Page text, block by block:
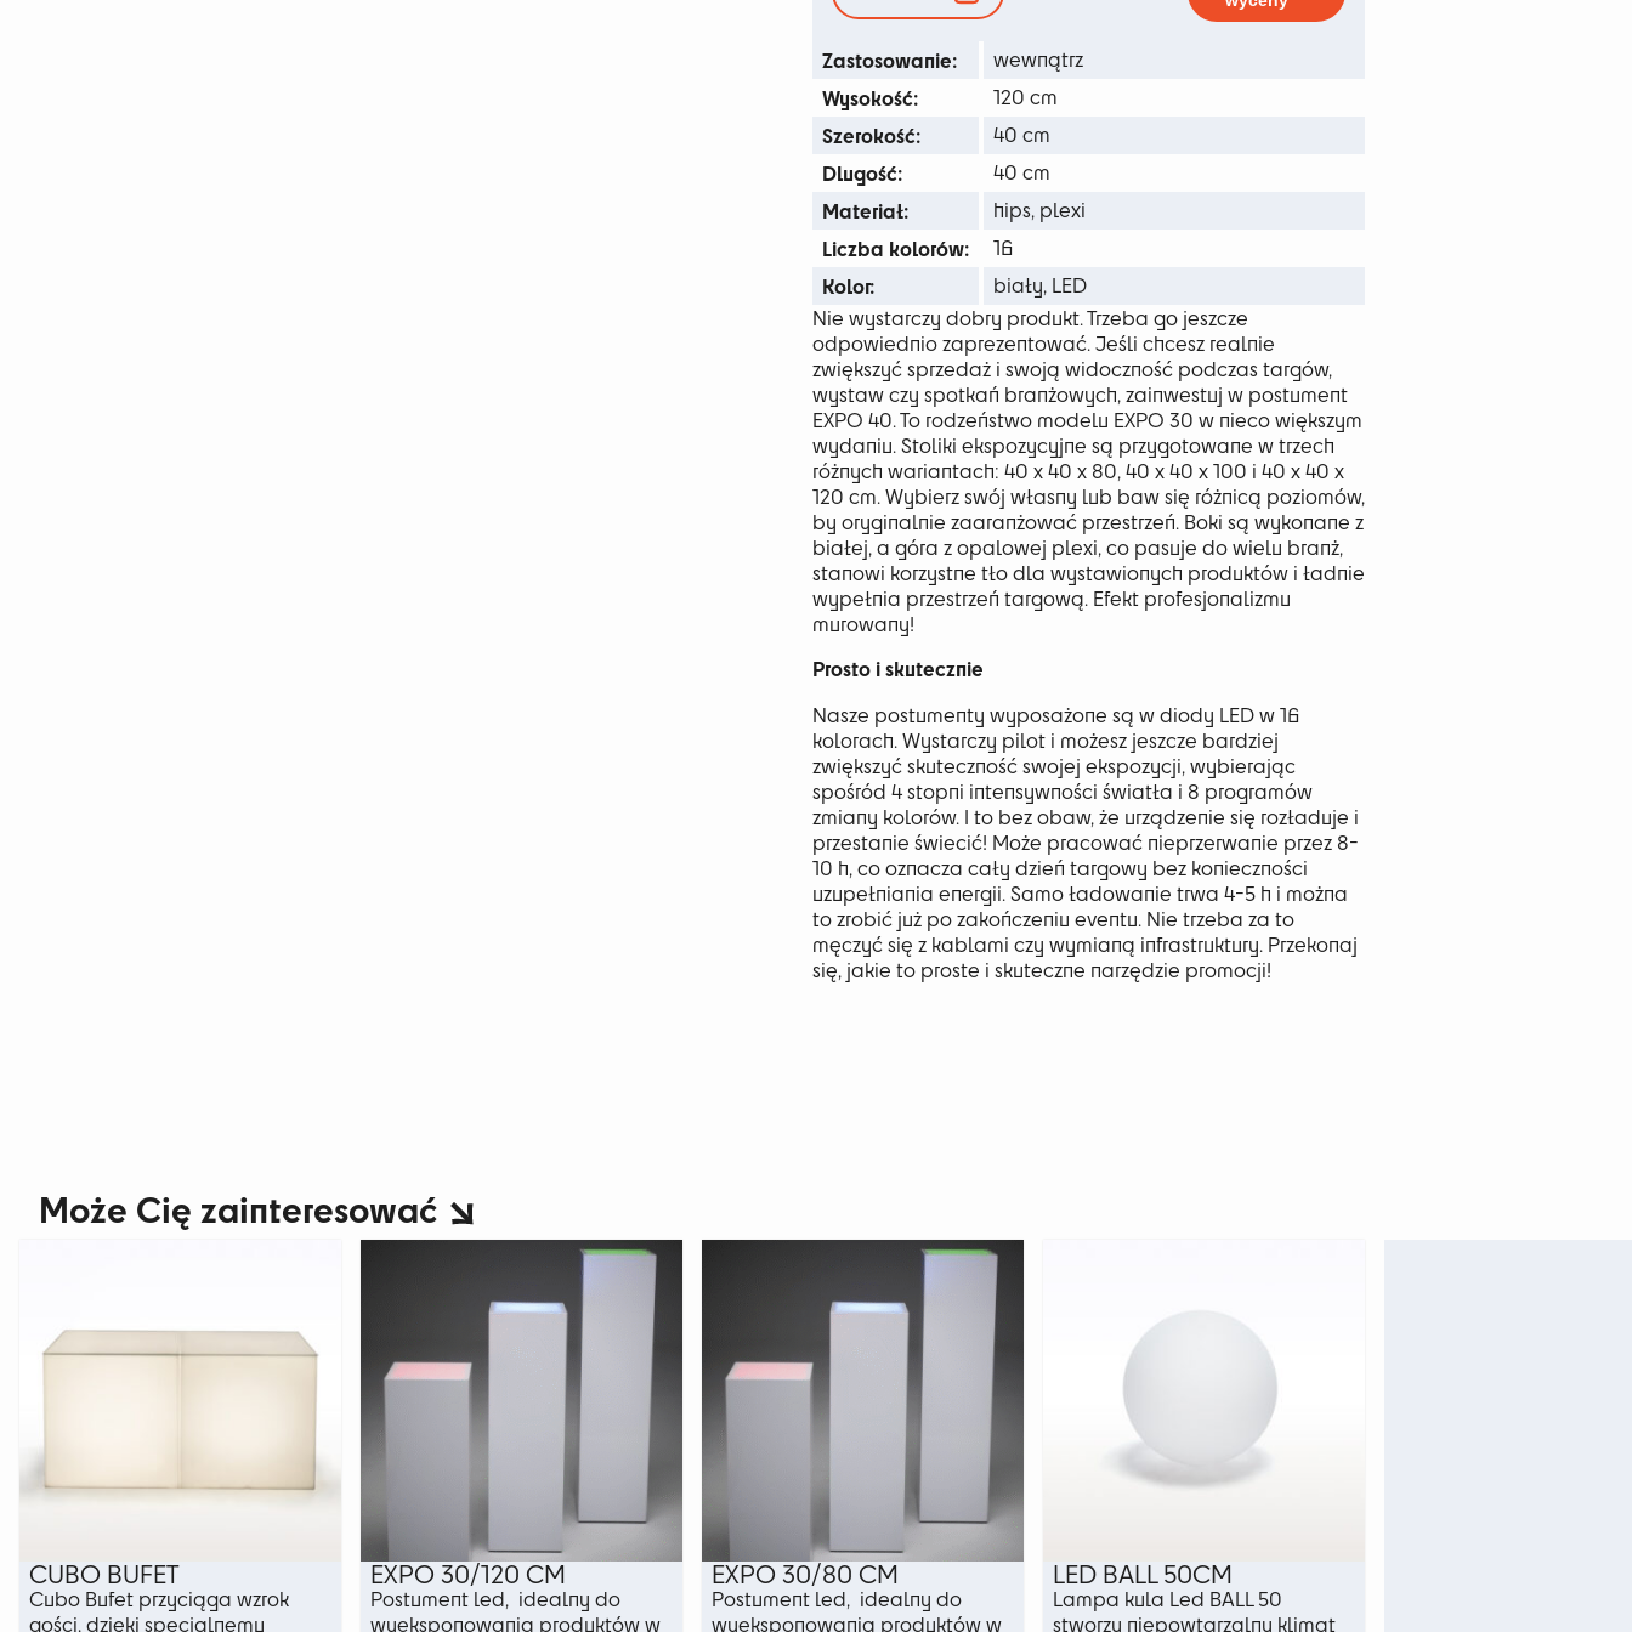
Zastosowanie: wewnątrz
Wysokość: 120 cm
Szerokość: 40 cm
Dlugość: 40 cm
Materiał: hips, plexi
Liczba kolorów: 16
Kolor:
biały, LED
Nie wystarczy dobry produkt. Trzeba go jeszcze
odpowiednio zaprezentować. Jeśli chcesz realnie
zwiększyć sprzedaż i swoją widoczność podczas targów,
wystaw czy spotkań branżowych, zainwestuj w postument
EXPO 40. To rodzeństwo modelu EXPO 30 w nieco większym
wydaniu. Stoliki ekspozycyjne są przygotowane w trzech
różnych wariantach: 40 x 40 x 80, 40 x 40 x 100 i 40 x 40 x
120 cm. Wybierz swój własny lub baw się różnicą poziomów,
by oryginalnie zaaranżować przestrzeń. Boki są wykonane z
białej, a góra z opalowej plexi, co pasuje do wielu branż,
stanowi korzystne tło dla wystawionych produktów i ładnie
wypełnia przestrzeń targową. Efekt profesjonalizmu
murowany!
Prosto i skutecznie
Nasze postumenty wyposażone są w diody LED w 16
kolorach. Wystarczy pilot i możesz jeszcze bardziej
zwiększyć skuteczność swojej ekspozycji, wybierając
spośród 4 stopni intensywności światła i 8 programów
zmiany kolorów. I to bez obaw, że urządzenie się rozładuje i
przestanie świecić! Może pracować nieprzerwanie przez 8-
10 h, co oznacza cały dzień targowy bez konieczności
uzupełniania energii. Samo ładowanie trwa 4-5 h i można
to zrobić już po zakończeniu eventu. Nie trzeba za to
męczyć się z kablami czy wymianą infrastruktury. Przekonaj
się, jakie to proste i skuteczne narzędzie promocji!
Może Cię zainteresować
CUBO BUFET
Cubo Bufet przyciąga wzrok
gości, dzięki specjalnemu
EXPO 30/120 CM
Postument led, idealny do
wyeksponowania produktów w
EXPO 30/80 CM
Postument led, idealny do
wyeksponowania produktów w
LED BALL 50CM
Lampa kula Led BALL 50
stworzy niepowtarzalny klimat